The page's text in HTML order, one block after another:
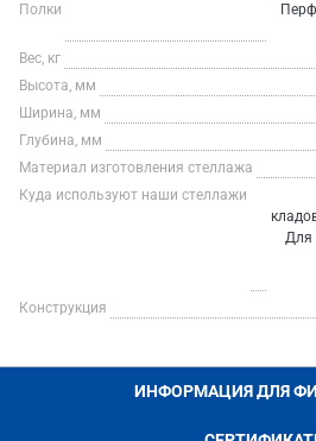
Полки
Вес, кг
Высота, мм
Ширина, мм
Глубина, мм
Материал изготовления стеллажа
Куда используют наши стеллажи
Для
Конструкция
ИНФОРМАЦИЯ ДЛЯ